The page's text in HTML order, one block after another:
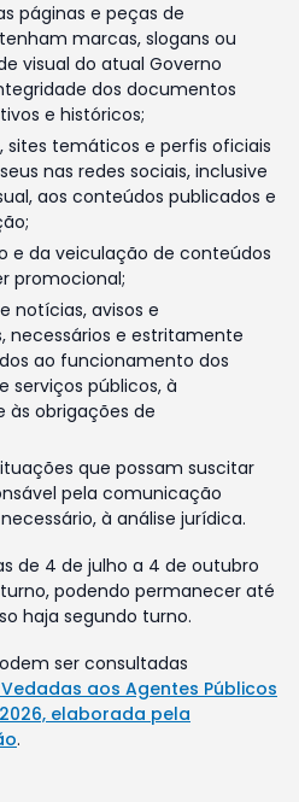
páginas e peças de
marcas, slogans ou
visual do atual Governo
dos documentos
e históricos;
sites temáticos e perfis oficiais
nas redes sociais, inclusive
aos conteúdos publicados e
e da veiculação de conteúdos
promocional;
notícias, avisos e
necessários e estritamente
ao funcionamento dos
serviços públicos, à
às obrigações de
que possam suscitar
pela comunicação
à análise jurídica.
de 4 de julho a 4 de outubro
podendo permanecer até
haja segundo turno.
ser consultadas
aos Agentes Públicos
elaborada pela
.